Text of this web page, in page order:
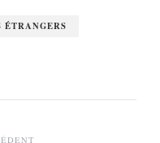
ÉTRANGERS